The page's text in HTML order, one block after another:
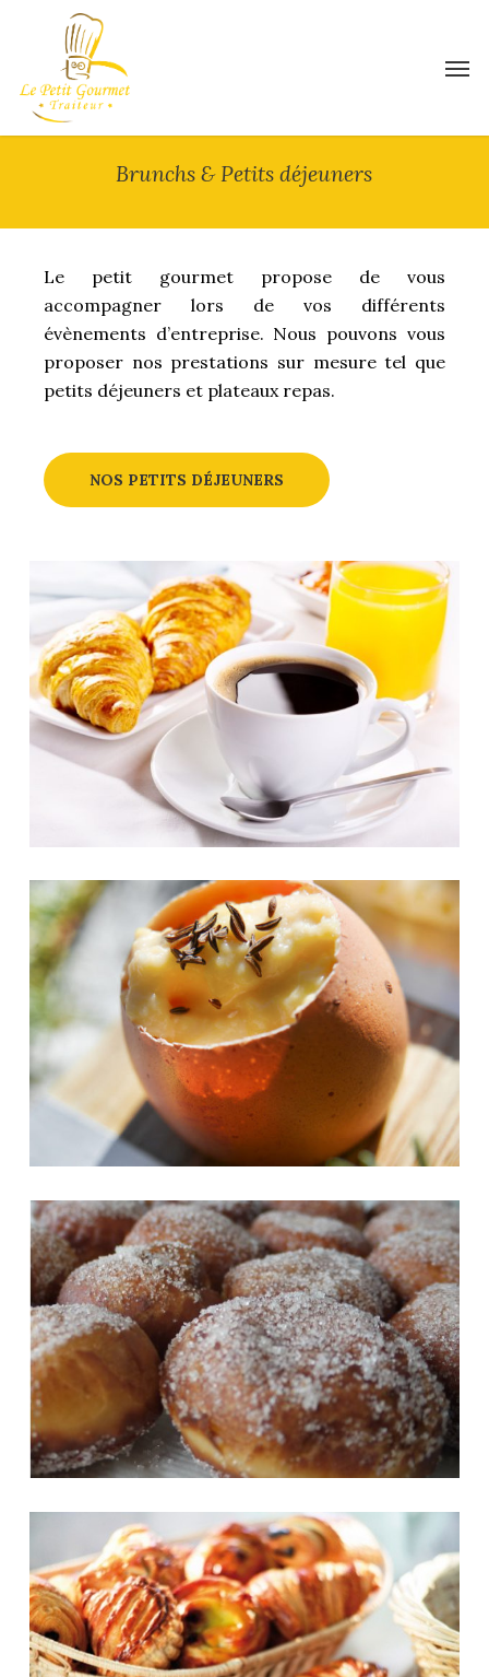
content
Brunchs & Petits déjeuners
Le petit gourmet propose de vous
accompagner lors de vos différents
évènements d’entreprise. Nous pouvons vous
proposer nos prestations sur mesure tel que
petits déjeuners et plateaux repas.
NOS PETITS DÉJEUNERS